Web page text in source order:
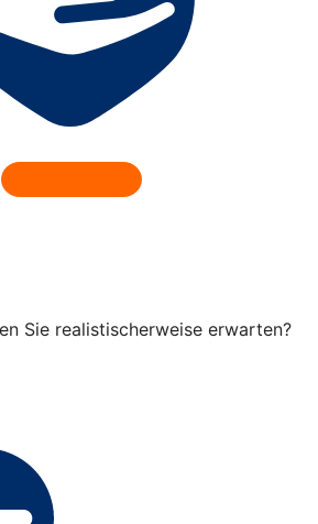
Sie realistischerweise erwarten?